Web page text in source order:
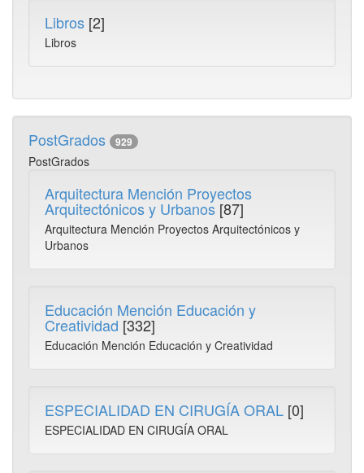
Libros [2]
Libros
PostGrados 929
PostGrados
Arquitectura Mención Proyectos
Arquitectónicos y Urbanos [87]
Arquitectura Mención Proyectos Arquitectónicos y
Urbanos
Educación Mención Educación y
Creatividad [332]
Educación Mención Educación y Creatividad
ESPECIALIDAD EN CIRUGÍA ORAL [0]
ESPECIALIDAD EN CIRUGÍA ORAL